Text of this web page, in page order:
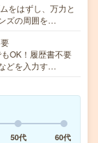
をはずし、万力と
ズの周囲を…
OK！履歴書不要
どを入力す…
50代 60代